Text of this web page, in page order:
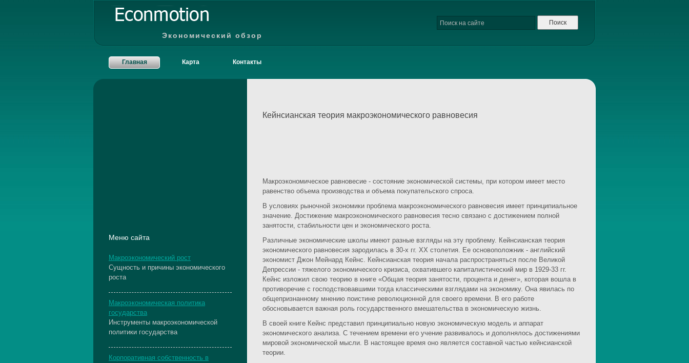
Экономический обзор
Главная Карта Контакты
Кейнсианская теория макроэкономического равновесия
Макроэкономическое равновесие - состояние экономической системы, при котором имеет место
равенство объема производства и объема покупательского спроса.
В условиях рыночной экономики проблема макроэкономического равновесия имеет принципиальное
значение. Достижение макроэкономического равновесия тесно связано с достижением полной
занятости, стабильности цен и экономического роста.
Различные экономические школы имеют разные взгляды на эту проблему. Кейнсианская теория
экономического равновесия зародилась в 30-х гг. XX столетия. Ее основоположник - английский
экономист Джон Мейнард Кейнс. Кейнсианская теория начала распространяться после Великой
Депрессии - тяжелого экономического кризиса, охватившего капиталистический мир в 1929-33 гг.
Кейнс изложил свою теорию в книге «Общая теория занятости, процента и денег», которая вошла в
противоречие с господствовавшими тогда классическими взглядами на экономику. Она явилась по
общепризнанному мнению поистине революционной для своего времени. В его работе
обосновывается важная роль государственного вмешательства в экономическую жизнь.
В своей книге Кейнс представил принципиально новую экономическую модель и аппарат
экономического анализа. С течением времени его учение развивалось и дополнялось достижениями
мировой экономической мысли. В настоящее время оно является составной частью кейнсианской
теории.
Меню сайта
Макроэкономический рост
Сущность и причины экономического
роста
Макроэкономическая политика
государства
Инструменты макроэкономической
политики государства
Корпоративная собственность в